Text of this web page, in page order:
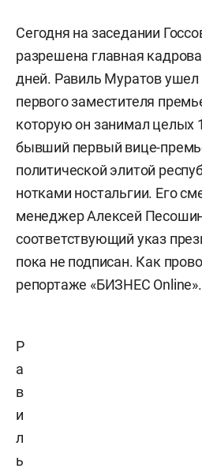
Сегодня на заседании
разрешена главная
дней. Равиль Муратов ушел
первого заместителя
которую он занимал целых
бывший первый вице-
политической элитой
нотками ностальгии. Его
менеджер Алексей
соответствующий указ
пока не подписан. Как
репортаже «БИЗНЕС Online».
Р
а
в
и
л
ь